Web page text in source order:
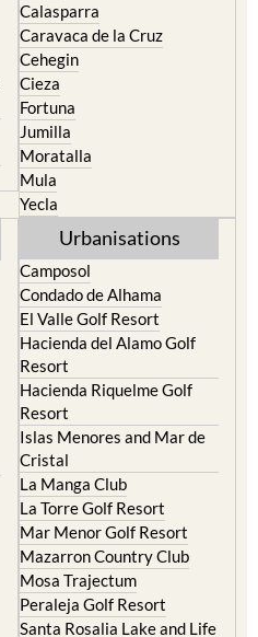
Calasparra
Caravaca de la Cruz
Cehegin
Cieza
Fortuna
Jumilla
Moratalla
Mula
Yecla
Urbanisations
Camposol
Condado de Alhama
El Valle Golf Resort
Hacienda del Alamo Golf
Resort
Hacienda Riquelme Golf
Resort
Islas Menores and Mar de
Cristal
La Manga Club
La Torre Golf Resort
Mar Menor Golf Resort
Mazarron Country Club
Mosa Trajectum
Peraleja Golf Resort
Santa Rosalia Lake and Life